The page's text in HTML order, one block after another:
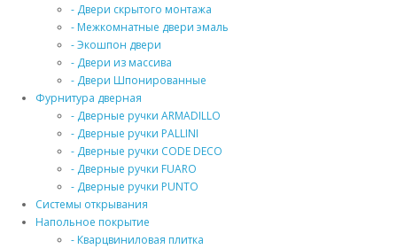
- Двери скрытого монтажа
- Межкомнатные двери эмаль
- Экошпон двери
- Двери из массива
- Двери Шпонированные
Фурнитура дверная
- Дверные ручки ARMADILLO
- Дверные ручки PALLINI
- Дверные ручки CODE DECO
- Дверные ручки FUARO
- Дверные ручки PUNTO
Системы открывания
Напольное покрытие
- Кварцвиниловая плитка